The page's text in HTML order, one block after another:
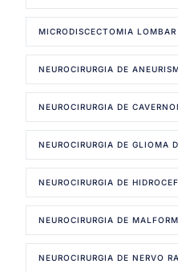
MICRODISCECTOMIA LOMBAR
NEUROCIRURGIA DE
NEUROCIRURGIA DE
NEUROCIRURGIA DE GLIOMA
NEUROCIRURGIA DE
NEUROCIRURGIA DE
NEUROCIRURGIA DE NERVO